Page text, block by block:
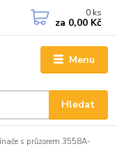
Menu
Hledat
0 ks
za 0,00 Kč
s průzorem 3558A-